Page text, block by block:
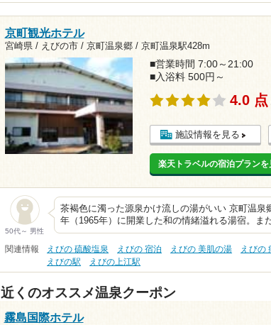
京町観光ホテル
宮崎県 / えびの市 / 京町温泉郷 / 京町温泉駅428m
■営業時間 7:00～21:00
■入浴料 500円～
4.0 点
施設情報を見る
楽天トラベルの宿泊プランを
50代～ 男性
茶褐色に濁った源泉かけ流しの湯がいい 京町温
年（1965年）に開業した和の情緒溢れる湯宿。
関連情報 えびの 硫酸塩泉 えびの 宿泊 えびの 美肌の湯 えびの
えびの駅
えびの上江駅
近くのオススメ温泉クーポン
霧島国際ホテル